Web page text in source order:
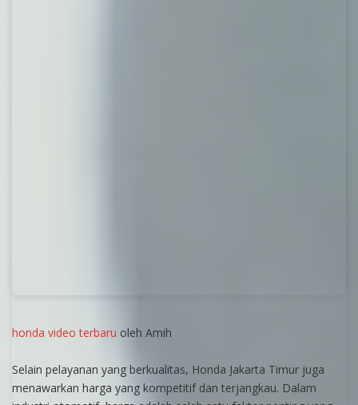
honda video terbaru oleh Amih
Selain pelayanan yang berkualitas, Honda Jakarta Timur juga
menawarkan harga yang kompetitif dan terjangkau. Dalam